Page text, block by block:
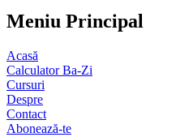
Meniu Principal
Acasă
Calculator Ba-Zi
Cursuri
Despre
Contact
Abonează-te